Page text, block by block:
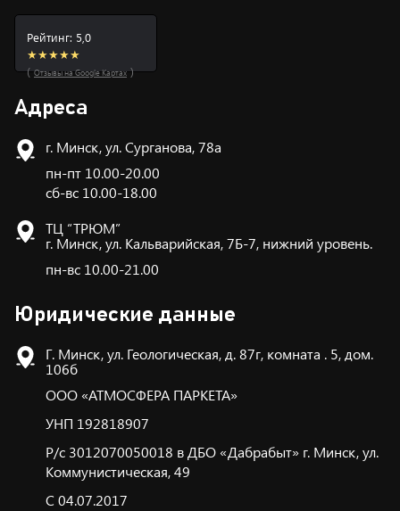
Адреса
г. Минск, ул. Сурганова, 78а
пн-пт 10.00-20.00
сб-вс 10.00-18.00
ТЦ “ТРЮМ”
г. Минск, ул. Кальварийская, 7Б-7, нижний уровень.
пн-вс 10.00-21.00
Юридические данные
Г. Минск, ул. Геологическая, д. 87г, комната . 5, дом.
106б
ООО «АТМОСФЕРА ПАРКЕТА»
УНП 192818907
Р/с 3012070050018 в ДБО «Дабрабыт» г. Минск, ул.
Коммунистическая, 49
С 04.07.2017
Рейтинг: 5,0
★★★★★
(Отзывы на Google Картах)